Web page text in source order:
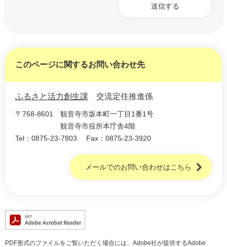
このページに関するお問い合わせ先
ふるさと活力創生課 交流定住推進係
〒768-8601
観音寺市坂本町一丁目1番1号
観音寺市役所本庁舎4階
Tel：0875-23-7803
Fax：0875-23-3920
メールでのお問い合わせはこちら
PDF形式のファイルをご覧いただく場合には、Adobe社が提供するAdobe